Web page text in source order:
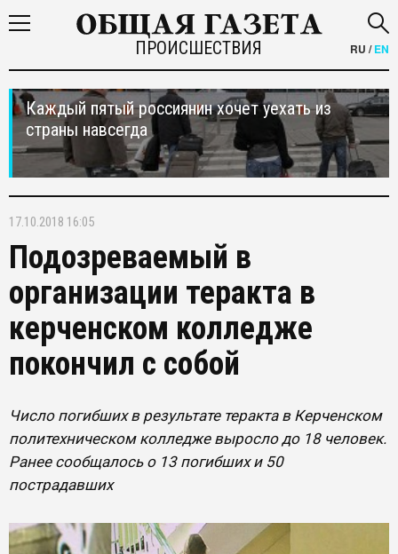
ПРОИСШЕСТВИЯ RU /EN
Каждый пятый россиянин хочет уехать из
страны навсегда
17.10.2018 16:05
Подозреваемый в
организации теракта в
керченском колледже
покончил с собой
Число погибших в результате теракта в Керченском
политехническом колледже выросло до 18 человек.
Ранее сообщалось о 13 погибших и 50
пострадавших